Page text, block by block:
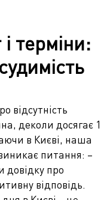
терміни:
відсутність
деколи досягає 1
в Києві, наша
питання: –
про
відповідь.